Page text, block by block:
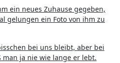
ein neues Zuhause gegeben,
gelungen ein Foto von ihm zu
bei uns bleibt, aber bei
ja nie wie lange er lebt.